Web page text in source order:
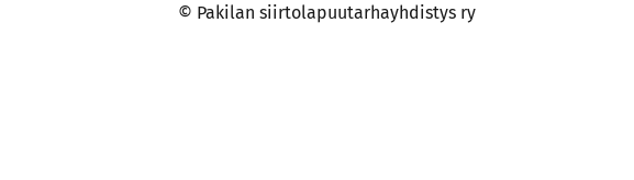
© Pakilan siirtolapuutarhayhdistys ry